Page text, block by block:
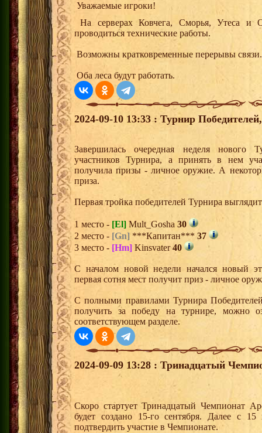
Уважаемые игроки!
На серверах Ковчега, Сморья, Утеса и
проводиться технические работы.
Возможны кратковременные перерывы связи.
Оба леса будут работать.
2024-09-10 13:33 : Турнир
Завершилась очередная неделя нового
участников Турнира, а принять в нем
получила призы - личное оружие. А
приза.
Первая тройка победителей Турнира
1 место - [El] Mult_Gosha 30
2 место - [Gn] ***Капитан*** 37
3 место - [Hm] Kinsvater40
С началом новой недели начался новый
первая сотня мест получит приз - личное
С полными правилами Турнира
получить за победу на турнире, можно
соответствующем разделе.
2024-09-09 13:28 : Тринадцатый
Скоро стартует Тринадцатый Чемпионат
будет создано 15-го сентября. Далее с
подтвердить участие в Чемпионате.